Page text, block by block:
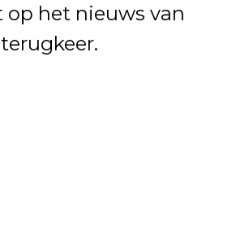
op het nieuws van